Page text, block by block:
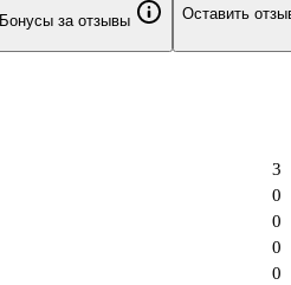
Бонусы за отзывы Оставить
0
0
0
0
3